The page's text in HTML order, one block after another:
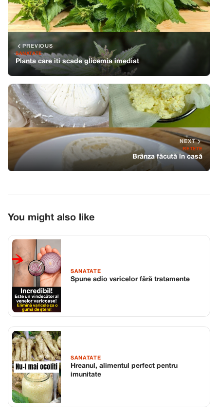
PREVIOUS
SANATATE
Planta care iti scade glicemia imediat
NEXT
RETETE
Brânza făcută în casă
You might also like
SANATATE
Spune adio varicelor fără tratamente
SANATATE
Hreanul, alimentul perfect pentru
imunitate